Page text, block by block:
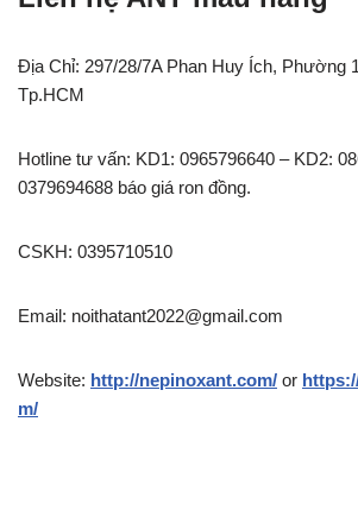
Địa Chỉ: 297/28/7A Phan Huy Ích, Phường
Tp.HCM
Hotline tư vấn: KD1: 0965796640 – KD2:
0379694688 báo giá ron đồng.
CSKH: 0395710510
Email: noithatant2022@gmail.com
Website: http://nepinoxant.com/ or
m/